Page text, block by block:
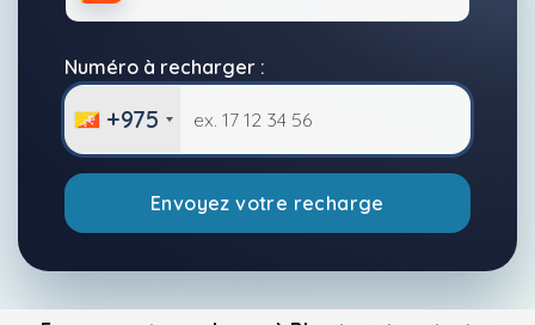
Numéro à recharger :
+975
Envoyez votre recharge